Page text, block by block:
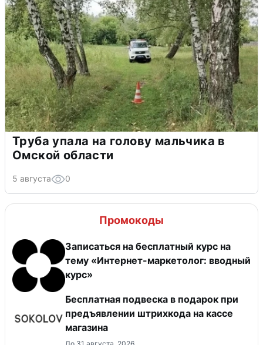
Труба упала на голову мальчика в
Омской области
5 августа 0
Промокоды
Записаться на бесплатный курс на
тему «Интернет-маркетолог: вводный
курс»
Бесплатная подвеска в подарок при
предъявлении штрихкода на кассе
магазина